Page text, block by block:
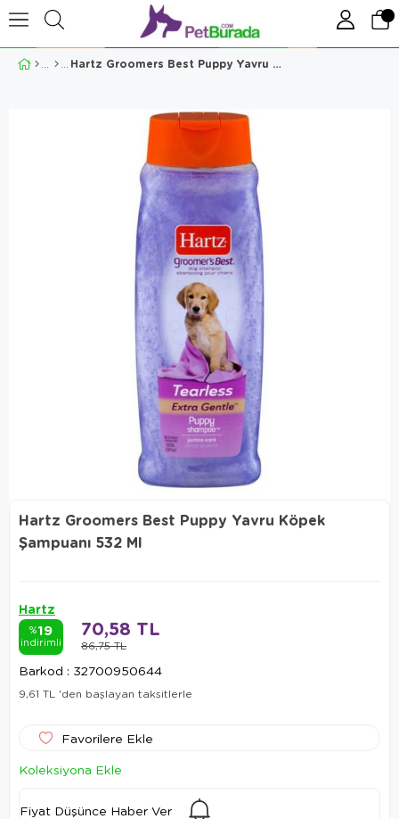
Hartz Groomers Best Puppy Yavru Köpek Şampuanı 532 Ml
Hartz Groomers Best Puppy Yavru Köpek
Şampuanı 532 Ml
Hartz
%19
indirimli 86,75 TL
70,58 TL
Barkod : 32700950644
9,61 TL 'den başlayan taksitlerle
Favorilere Ekle
Koleksiyona Ekle
Fiyat Düşünce Haber Ver